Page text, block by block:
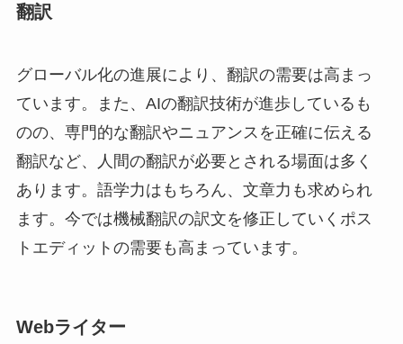
翻訳
グローバル化の進展により、翻訳の需要は高まっ
ています。また、AIの翻訳技術が進歩しているも
のの、専門的な翻訳やニュアンスを正確に伝える
翻訳など、人間の翻訳が必要とされる場面は多く
あります。語学力はもちろん、文章力も求められ
ます。今では機械翻訳の訳文を修正していくポス
トエディットの需要も高まっています。
Webライター